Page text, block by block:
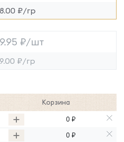
₽/гр
₽/шт
₽/гр
Корзина
0 ₽
0 ₽